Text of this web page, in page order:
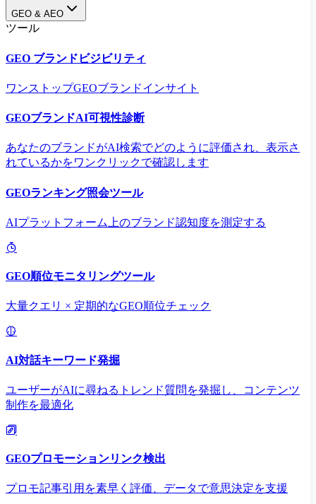
GEO & AEO
ツール
GEO ブランドビジビリティ
ワンストップGEOブランドインサイト
GEOブランドAI可視性診断
あなたのブランドがAI検索でどのように評価され、表示さ
れているかをワンクリックで確認します
GEOランキング照会ツール
AIプラットフォーム上のブランド認知度を測定する
GEO順位モニタリングツール
大量クエリ × 定期的なGEO順位チェック
AI対話キーワード発掘
ユーザーがAIに尋ねるトレンド質問を発掘し、コンテンツ
制作を最適化
GEOプロモーションリンク検出
プロモ記事引用を素早く評価、データで意思決定を支援